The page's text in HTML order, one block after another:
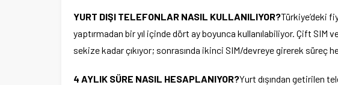
YURT DIŞI TELEFONLAR NASIL KULLANILIYOR?Türkiye’deki
yaptırmadan bir yıl içinde dört ay boyunca kullanılabiliyor. Çift SIM
sekize kadar çıkıyor; sonrasında ikinci SIM/devreye girerek süreç
4 AYLIK SÜRE NASIL HESAPLANIYOR?Yurt dışından getirilen